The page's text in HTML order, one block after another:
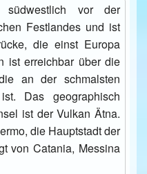
vor der
Festlandes und ist
die einst Europa
ist erreichbar über die
an der schmalsten
Das geographisch
ist der Vulkan Ätna.
die Hauptstadt der
von Catania, Messina